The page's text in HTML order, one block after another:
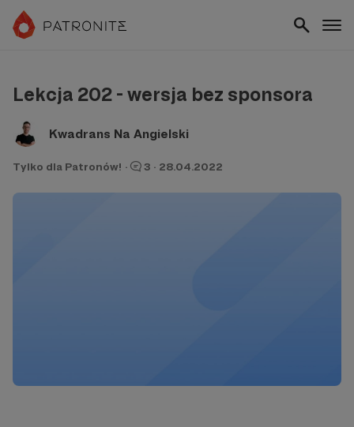
Lekcja 202 - wersja bez sponsora
Kwadrans Na Angielski
Tylko dla Patronów! · 3 · 28.04.2022